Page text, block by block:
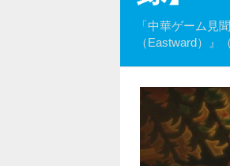
「中華ゲーム見
（Eastward）』